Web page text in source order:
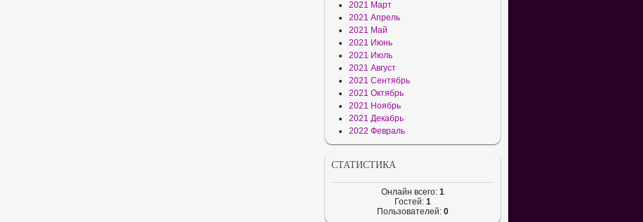
2021 Март
2021 Апрель
2021 Май
2021 Июнь
2021 Июль
2021 Август
2021 Сентябрь
2021 Октябрь
2021 Ноябрь
2021 Декабрь
2022 Февраль
СТАТИСТИКА
Онлайн всего: 1
Гостей: 1
Пользователей: 0